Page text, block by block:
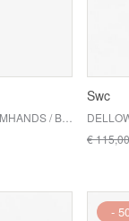
Swc
€ 115,00
-